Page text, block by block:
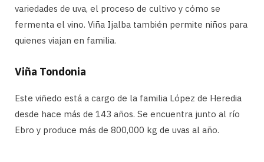
variedades de uva, el proceso de cultivo y cómo se
fermenta el vino. Viña Ijalba también permite niños para
quienes viajan en familia.
Viña Tondonia
Este viñedo está a cargo de la familia López de Heredia
desde hace más de 143 años. Se encuentra junto al río
Ebro y produce más de 800,000 kg de uvas al año.